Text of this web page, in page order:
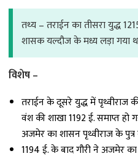
तथ्‍य – तराईन का तीसरा युद्ध
शासक यल्दौज के मध्य लड़ा गया
विशेष –
तराईन के दूसरे युद्ध में पृथ्वीराज
वंश की शाखा 1192 ई. समाप्त हो
अजमेर का शासन पृथ्वीराज के पुत्र
1194 ई. के बाद गौरी ने अजमेर